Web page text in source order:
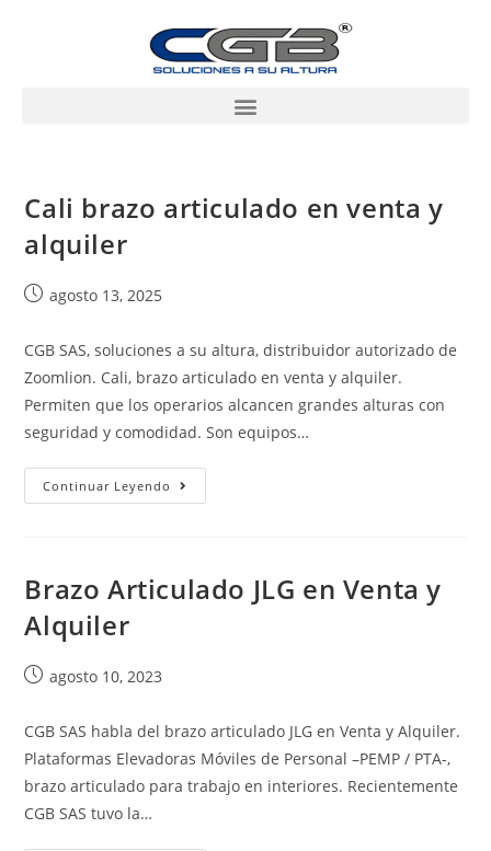
Cali brazo articulado en venta y
alquiler
agosto 13, 2025
CGB SAS, soluciones a su altura, distribuidor autorizado de
Zoomlion. Cali, brazo articulado en venta y alquiler.
Permiten que los operarios alcancen grandes alturas con
seguridad y comodidad. Son equipos…
Continuar Leyendo
Brazo Articulado JLG en Venta y
Alquiler
agosto 10, 2023
CGB SAS habla del brazo articulado JLG en Venta y Alquiler.
Plataformas Elevadoras Móviles de Personal –PEMP / PTA-,
brazo articulado para trabajo en interiores. Recientemente
CGB SAS tuvo la…